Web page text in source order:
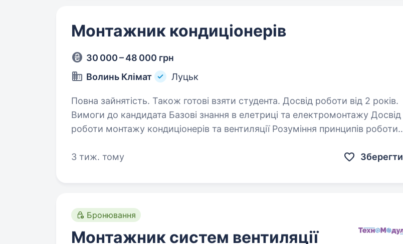
Монтажник кондиціонерів
30 000 – 48 000 грн
Волинь Клімат
Луцьк
Повна зайнятість. Також готові взяти студента. Досвід роботи від 2 років.
Вимоги до кандидата Базові знання в елетриці та електромонтажу Досвід
роботи монтажу кондиціонерів та вентиляції Розуміння принципів роботи
3 тиж. тому
Зберегти
Бронювання
Монтажник систем вентиляції